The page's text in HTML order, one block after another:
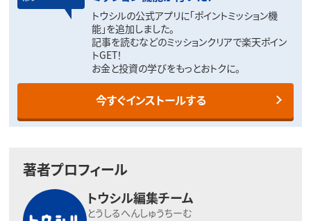
トウシルの公式アプリに「ポイントミッション機
能」を追加しました。
記事を読むなどのミッションクリアで楽天ポイン
トGET！
お金と投資の学びをもっとおトクに。
今すぐインストールする
著者プロフィール
トウシル編集チーム
とうしるへんしゅうちーむ